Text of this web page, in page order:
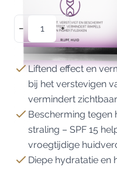
Liftend effect en
bij het verstevigen
vermindert
Bescherming
straling – SPF 15
vroegtijdige
Diepe hydratatie en
Aantal
− +